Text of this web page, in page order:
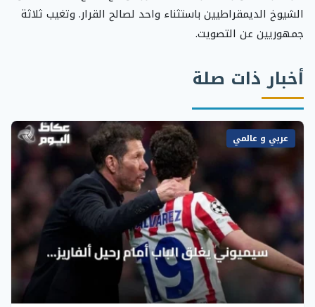
الشيوخ الديمقراطيين باستثناء واحد لصالح القرار. وتغيب ثلاثة
جمهوريين عن التصويت.
أخبار ذات صلة
عربي و عالمي